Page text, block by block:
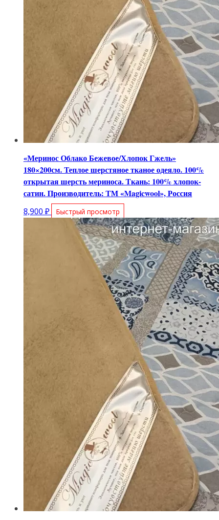
«Меринос Облако Бежевое/Хлопок Гжель»
180×200см. Теплое шерстяное тканое одеяло. 100%
открытая шерсть мериноса. Ткань: 100% хлопок-
сатин. Производитель: ТМ «Magicwool», Россия
8,900 ₽ Быстрый просмотр